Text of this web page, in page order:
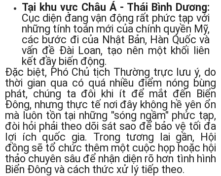
Tại khu vực Châu Á - Thái Bình Dương:
Cục diện đang vận động rất phức tạp với
những tính toán mới của chính quyền Mỹ,
các bước đi của Nhật Bản, Hàn Quốc và
vấn đề Đài Loan, tạo nên một khối liên
kết đầy biến động.
Đặc biệt, Phó Chủ tịch Thường trực lưu ý, do
thời gian qua có quá nhiều điểm nóng bùng
phát, chúng ta đôi khi ít để mắt đến Biển
Đông, nhưng thực tế nơi đây không hề yên ổn
mà luôn tồn tại những "sóng ngầm" phức tạp,
đòi hỏi phải theo dõi sát sao để bảo vệ tối đa
lợi ích quốc gia. Trong tương lai gần, Hội
đồng sẽ tổ chức thêm một cuộc họp hoặc hội
thảo chuyên sâu để nhận diện rõ hơn tình hình
Biển Đông và cách thức xử lý tiếp theo.